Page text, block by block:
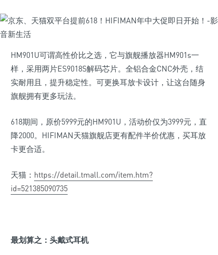
HM901U可谓高性价比之选，它与旗舰播放器HM901s一
样，采用两片ES9018S解码芯片。全铝合金CNC外壳，结
实耐用且，提升稳定性。可更换耳放卡设计，让这台随身
旗舰拥有更多玩法。
618期间，原价5999元的HM901U，活动价仅为3999元，直
降2000。HIFIMAN天猫旗舰店更有配件半价优惠，买耳放
卡更合适。
天猫： https://detail.tmall.com/item.htm?
id=521385090735
最划算之：头戴式耳机